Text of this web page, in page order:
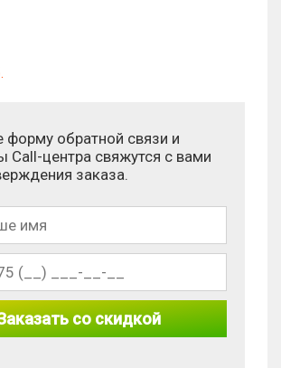
форму обратной связи и
Call-центра свяжутся с вами
заказа.
со скидкой